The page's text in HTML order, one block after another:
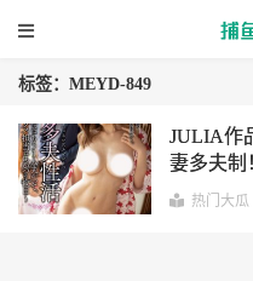
标签：MEYD-849
JULIA作
妻多夫制
一位做爱
热门大瓜